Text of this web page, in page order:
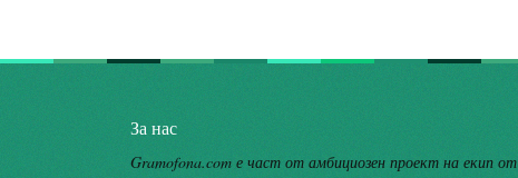
За нас
Gramofona.com е част от амбициозен проект на екип от